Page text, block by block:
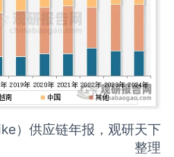
）供应链年报，观研天下
整理